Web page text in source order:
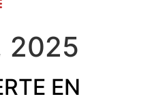
2025
EN